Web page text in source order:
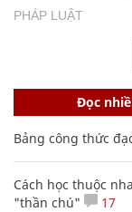
PHÁP LUẬT
Đọc
Bảng công thức
Cách học thuộc
"thần chú"
17